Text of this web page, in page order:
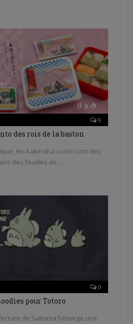
0
des rois de la baston
les kakinoha sushi sont des
des feuilles de…
0
pour Totoro
de Saitama héberge une